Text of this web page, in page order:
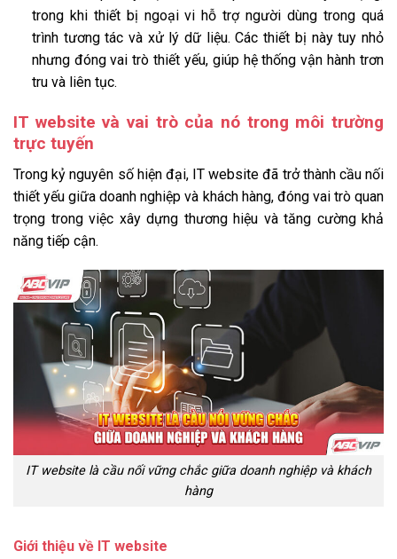
trong khi thiết bị ngoại vi hỗ trợ người dùng trong quá
trình tương tác và xử lý dữ liệu. Các thiết bị này tuy nhỏ
nhưng đóng vai trò thiết yếu, giúp hệ thống vận hành trơn
tru và liên tục.
IT website và vai trò của nó trong môi trường
trực tuyến
Trong kỷ nguyên số hiện đại, IT website đã trở thành cầu nối
thiết yếu giữa doanh nghiệp và khách hàng, đóng vai trò quan
trọng trong việc xây dựng thương hiệu và tăng cường khả
năng tiếp cận.
IT website là cầu nối vững chắc giữa doanh nghiệp và khách
hàng
Giới thiệu về IT website